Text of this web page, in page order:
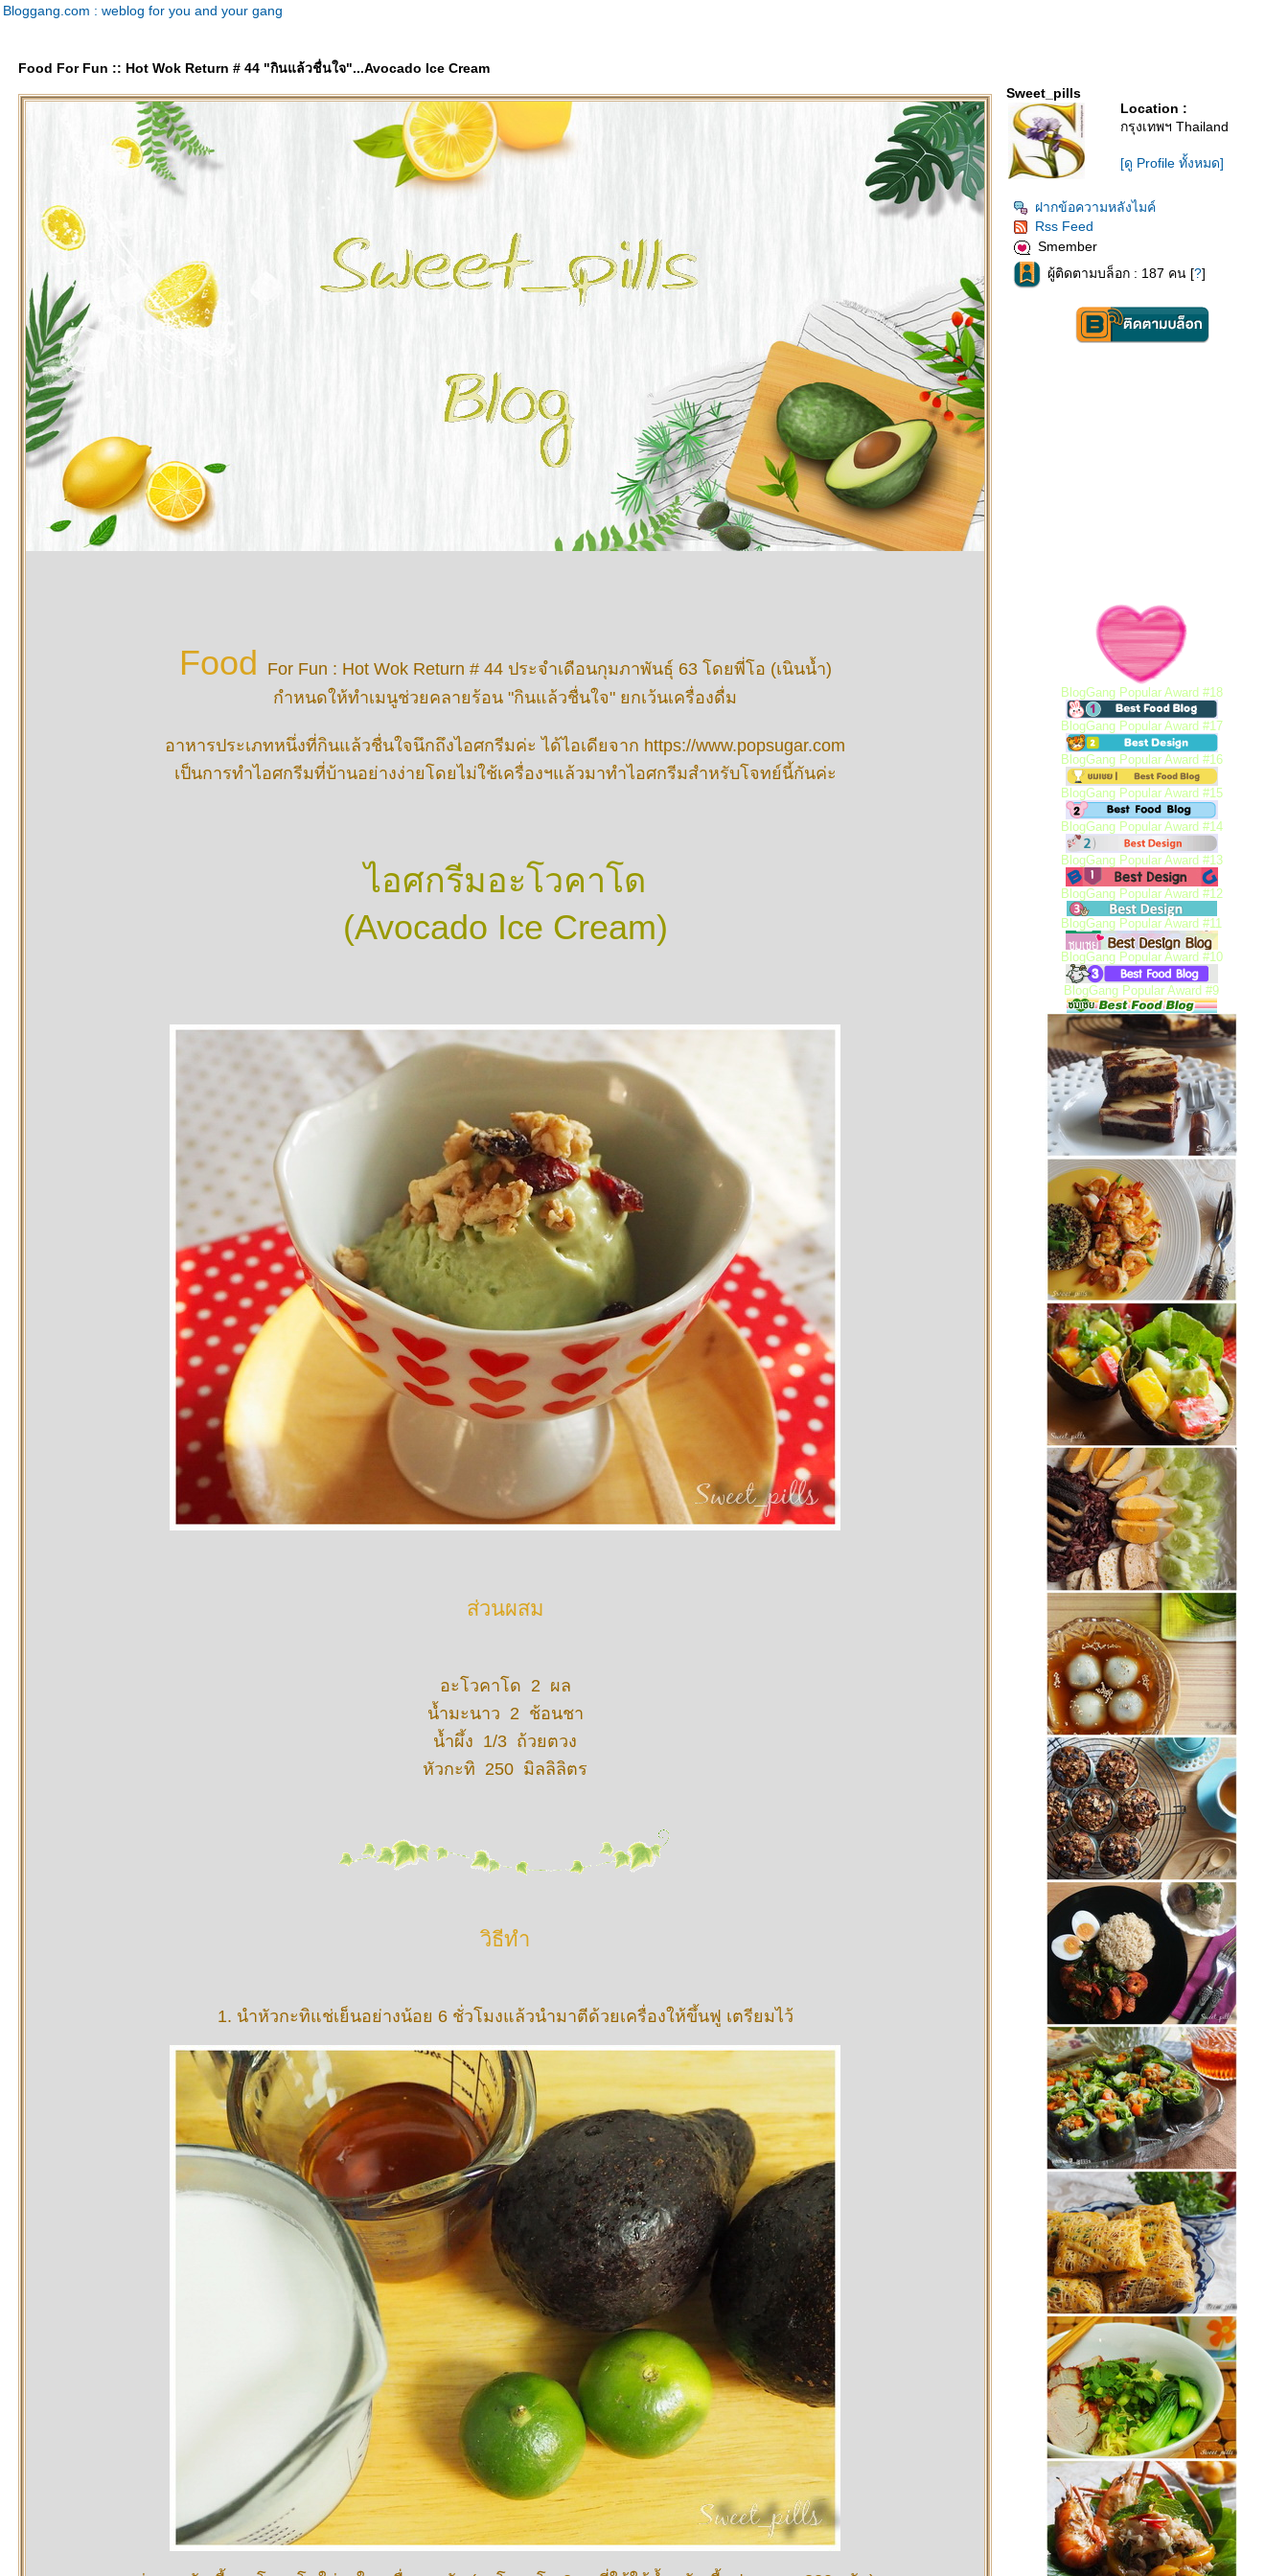
Bloggang.com : weblog for you and your gang
Food For Fun :: Hot Wok Return # 44 "กินแล้วชื่นใจ"...Avocado Ice Cream
Food For Fun : Hot Wok Return # 44 ประจำเดือนกุมภาพันธุ์ 63 โดยพี่โอ (เนินน้ำ)
กำหนดให้ทำเมนูช่วยคลายร้อน "กินแล้วชื่นใจ" ยกเว้นเครื่องดื่ม
อาหารประเภทหนึ่งที่กินแล้วชื่นใจนึกถึงไอศกรีมค่ะ ได้ไอเดียจาก https://www.popsugar.com
เป็นการทำไอศกรีมที่บ้านอย่างง่ายโดยไม่ใช้เครื่องฯแล้วมาทำไอศกรีมสำหรับโจทย์นี้กันค่ะ
ไอศกรีมอะโวคาโด
(Avocado Ice Cream)
ส่วนผสม
อะโวคาโด 2 ผล
น้ำมะนาว 2 ช้อนชา
น้ำผึ้ง 1/3 ถ้วยตวง
หัวกะทิ 250 มิลลิลิตร
วิธีทำ
1. นำหัวกะทิแช่เย็นอย่างน้อย 6 ชั่วโมงแล้วนำมาตีด้วยเครื่องให้ขึ้นฟู เตรียมไว้
Sweet_pills
Location :
กรุงเทพฯ Thailand
[ดู Profile ทั้งหมด]
ฝากข้อความหลังไมค์
Rss Feed
Smember
ผู้ติดตามบล็อก : 187 คน [?]
BlogGang Popular Award #18
BlogGang Popular Award #17
BlogGang Popular Award #16
BlogGang Popular Award #15
BlogGang Popular Award #14
BlogGang Popular Award #13
BlogGang Popular Award #12
BlogGang Popular Award #11
BlogGang Popular Award #10
BlogGang Popular Award #9